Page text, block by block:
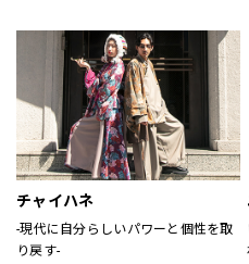
あなたの大切な人と、もっと笑顔に
なれる服を。
心地よさや好感を大切にした
“Good Feeling Wear”で
そんなつながりを、笑顔を、つくり
続けます。
ともに生きよう
チャイハネ
-現代に自分らしいパワーと個性を取
り戻す-